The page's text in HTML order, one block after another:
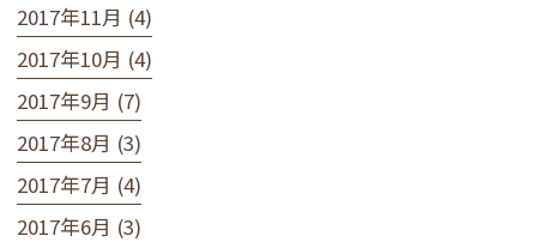
2017年11月 (4)
2017年10月 (4)
2017年9月 (7)
2017年8月 (3)
2017年7月 (4)
2017年6月 (3)